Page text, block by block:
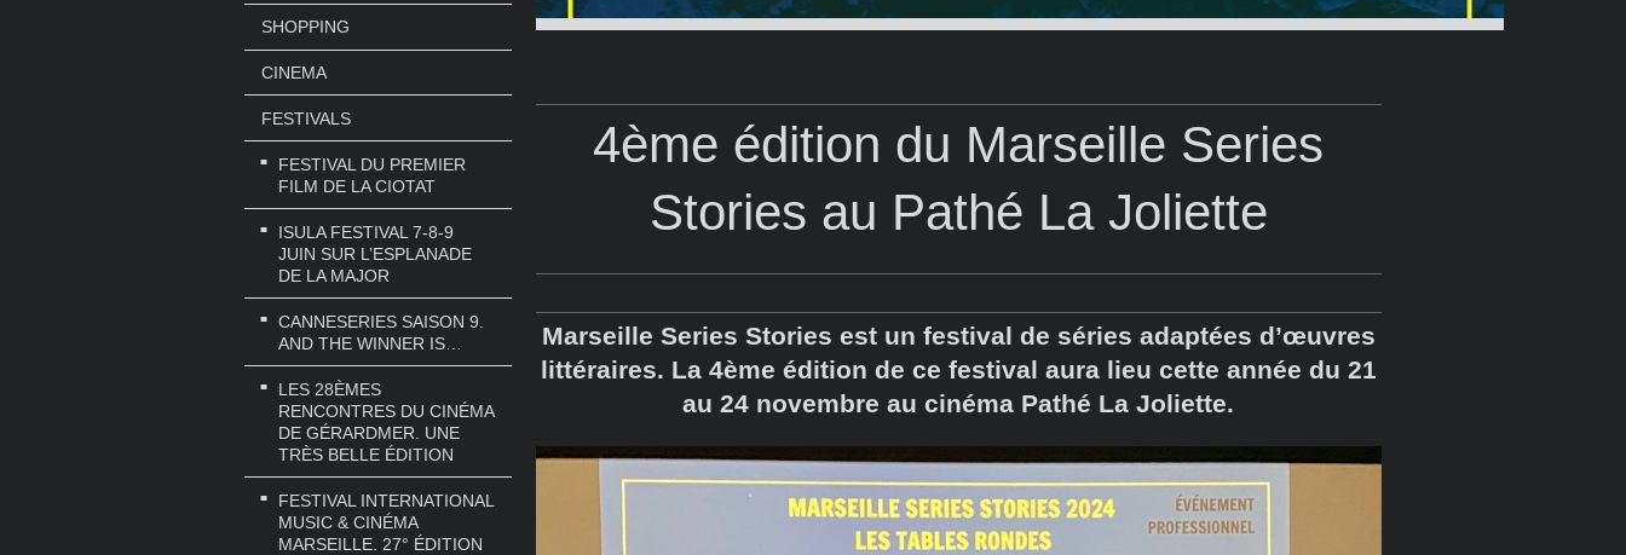
SHOPPING
CINEMA
FESTIVALS
FESTIVAL DU PREMIER
FILM DE LA CIOTAT
ISULA FESTIVAL 7-8-9
JUIN SUR L’ESPLANADE
DE LA MAJOR
CANNESERIES SAISON 9.
AND THE WINNER IS…
LES 28ÈMES
RENCONTRES DU CINÉMA
DE GÉRARDMER. UNE
TRÈS BELLE ÉDITION
FESTIVAL INTERNATIONAL
MUSIC & CINÉMA
MARSEILLE. 27° ÉDITION
4ème édition du Marseille Series
Stories au Pathé La Joliette
Marseille Series Stories est un festival de séries adaptées d’œuvres
littéraires. La 4ème édition de ce festival aura lieu cette année du 21
au 24 novembre au cinéma Pathé La Joliette.